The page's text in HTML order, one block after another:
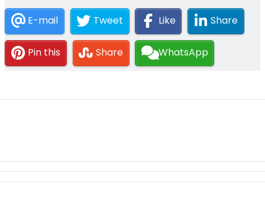
E-mail Tweet Like Share
Pin this Share WhatsApp